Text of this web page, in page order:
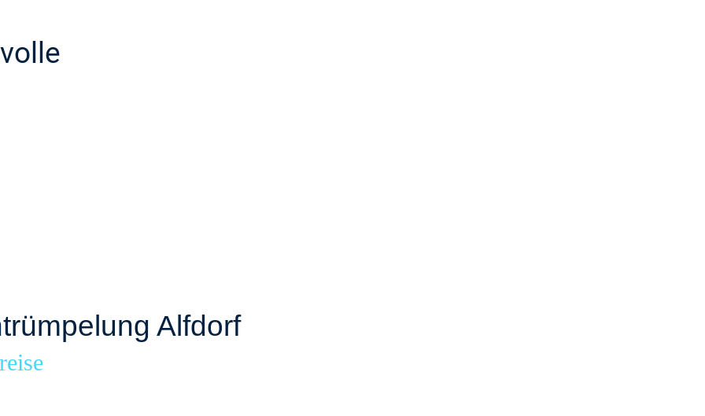
Alfdorf